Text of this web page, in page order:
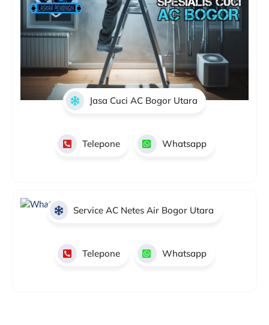
Jasa Cuci AC Bogor Utara
Telepone Whatsapp
Service AC Netes Air Bogor Utara
Telepone Whatsapp